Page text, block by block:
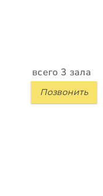
всего 3 зала
Позвонить